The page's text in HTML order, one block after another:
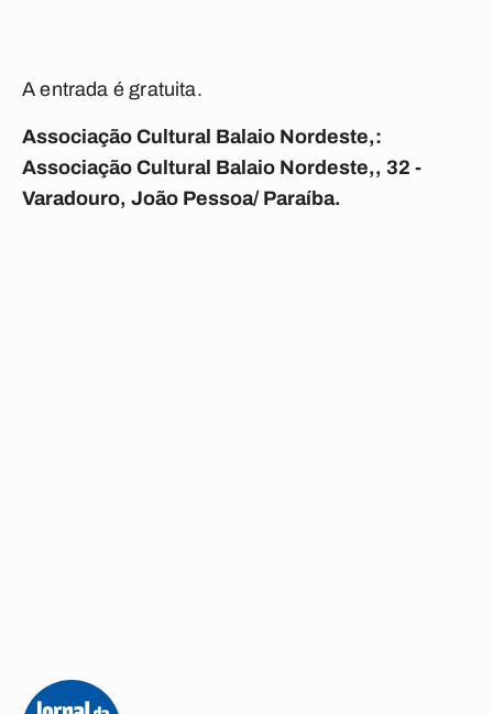
A entrada é gratuita.
Associação Cultural Balaio Nordeste,:
Associação Cultural Balaio Nordeste,, 32 -
Varadouro, João Pessoa/ Paraíba.